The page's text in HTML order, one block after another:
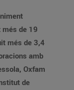
més de 19
més de 3,4
amb
Oxfam
de